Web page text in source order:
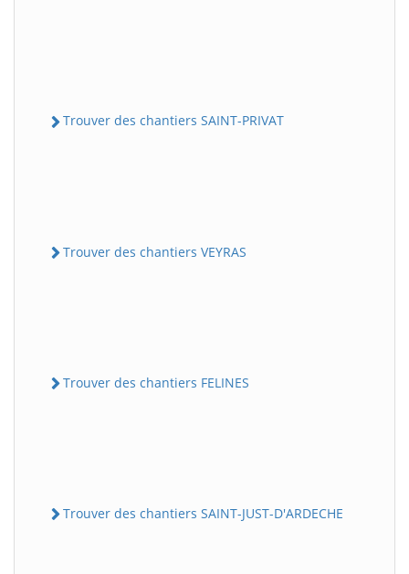
Trouver des chantiers SAINT-PRIVAT
Trouver des chantiers VEYRAS
Trouver des chantiers FELINES
Trouver des chantiers SAINT-JUST-D'ARDECHE